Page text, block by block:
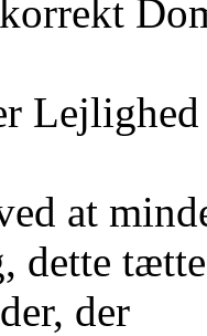
at
dette
der